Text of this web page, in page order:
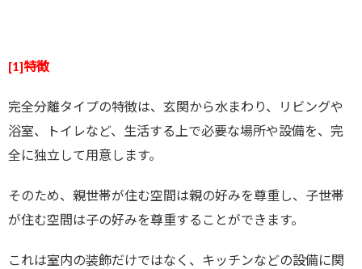
[1]特徴
完全分離タイプの特徴は、玄関から水まわり、リビングや
浴室、トイレなど、生活する上で必要な場所や設備を、完
全に独立して用意します。
そのため、親世帯が住む空間は親の好みを尊重し、子世帯
が住む空間は子の好みを尊重することができます。
これは室内の装飾だけではなく、キッチンなどの設備に関